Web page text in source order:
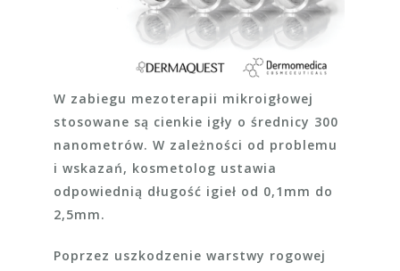
W zabiegu mezoterapii mikroigłowej
stosowane są cienkie igły o średnicy 300
nanometrów. W zależności od problemu
i wskazań, kosmetolog ustawia
odpowiednią długość igieł od 0,1mm do
2,5mm.
Poprzez uszkodzenie warstwy rogowej